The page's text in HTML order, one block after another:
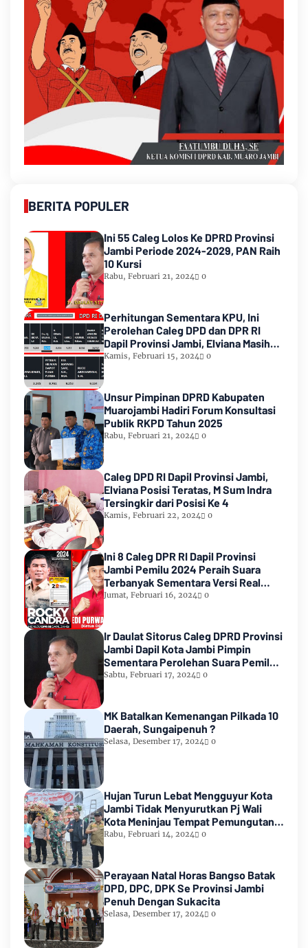
BERITA POPULER
Ini 55 Caleg Lolos Ke DPRD Provinsi
Jambi Periode 2024-2029, PAN Raih
10 Kursi
Rabu, Februari 21, 2024 0
Perhitungan Sementara KPU, Ini
Perolehan Caleg DPD dan DPR RI
Dapil Provinsi Jambi, Elviana Masih
Urutan Kedua Teratas
Kamis, Februari 15, 2024 0
Unsur Pimpinan DPRD Kabupaten
Muarojambi Hadiri Forum Konsultasi
Publik RKPD Tahun 2025
Rabu, Februari 21, 2024 0
Caleg DPD RI Dapil Provinsi Jambi,
Elviana Posisi Teratas, M Sum Indra
Tersingkir dari Posisi Ke 4
Kamis, Februari 22, 2024 0
Ini 8 Caleg DPR RI Dapil Provinsi
Jambi Pemilu 2024 Peraih Suara
Terbanyak Sementara Versi Real
Count KPU RI
Jumat, Februari 16, 2024 0
Ir Daulat Sitorus Caleg DPRD Provinsi
Jambi Dapil Kota Jambi Pimpin
Sementara Perolehan Suara Pemilu
2024
Sabtu, Februari 17, 2024 0
MK Batalkan Kemenangan Pilkada 10
Daerah, Sungaipenuh ?
Selasa, Desember 17, 2024 0
Hujan Turun Lebat Mengguyur Kota
Jambi Tidak Menyurutkan Pj Wali
Kota Meninjau Tempat Pemungutan
Suara Pemilu 2024
Rabu, Februari 14, 2024 0
Perayaan Natal Horas Bangso Batak
DPD, DPC, DPK Se Provinsi Jambi
Penuh Dengan Sukacita
Selasa, Desember 17, 2024 0